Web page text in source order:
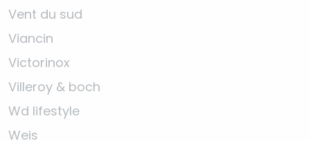
Vent du sud
Viancin
Victorinox
Villeroy & boch
Wd lifestyle
Weis